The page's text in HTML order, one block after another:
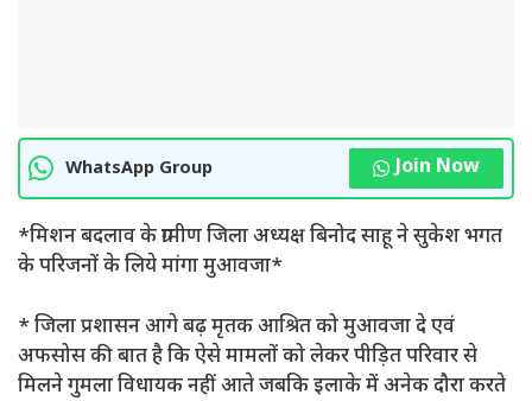
WhatsApp Group Join Now
*मिशन बदलाव के ग्रामीण जिला अध्यक्ष बिनोद साहू ने सुकेश भगत
के परिजनों के लिये मांगा मुआवजा*
* जिला प्रशासन आगे बढ़ मृतक आश्रित को मुआवजा दे एवं
अफसोस की बात है कि ऐसे मामलों को लेकर पीड़ित परिवार से
मिलने गुमला विधायक नहीं आते जबकि इलाके में अनेक दौरा करते